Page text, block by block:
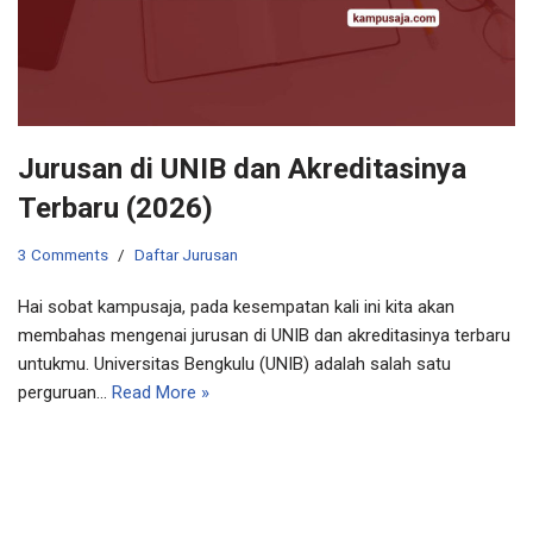
Jurusan di UNIB dan Akreditasinya
Terbaru (2026)
3 Comments Daftar Jurusan
Hai sobat kampusaja, pada kesempatan kali ini kita akan
membahas mengenai jurusan di UNIB dan akreditasinya terbaru
untukmu. Universitas Bengkulu (UNIB) adalah salah satu
perguruan… Read More »